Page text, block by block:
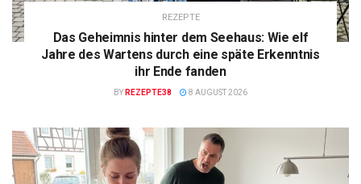
REZEPTE
Das Geheimnis hinter dem Seehaus: Wie elf
Jahre des Wartens durch eine späte Erkenntnis
ihr Ende fanden
BY REZEPTE38 8 AUGUST 2026